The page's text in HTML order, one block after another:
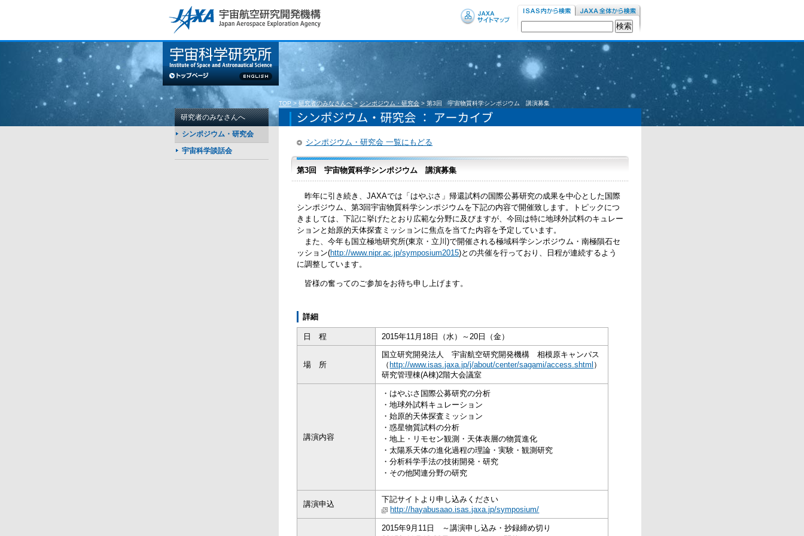
TOP > 研究者のみなさんへ > シンポジウム・研究会 > 第3回 宇宙物質科学シンポジウム 講演募集
シンポジウム・研究会 一覧にもどる
第3回 宇宙物質科学シンポジウム 講演募集
昨年に引き続き、JAXAでは「はやぶさ」帰還試料の国際公募研究の成果を中心とした国際
シンポジウム、第3回宇宙物質科学シンポジウムを下記の内容で開催致します。トピックにつ
きましては、下記に挙げたとおり広範な分野に及びますが、今回は特に地球外試料のキュレー
ションと始原的天体探査ミッションに焦点を当てた内容を予定しています。
また、今年も国立極地研究所(東京・立川)で開催される極域科学シンポジウム・南極隕石セ
ッション(http://www.nipr.ac.jp/symposium2015)との共催を行っており、日程が連続するよう
に調整しています。
皆様の奮ってのご参加をお待ち申し上げます。
詳細
日 程 2015年11月18日（水）～20日（金）
場 所
国立研究開発法人 宇宙航空研究開発機構 相模原キャンパス
（ http://www.isas.jaxa.jp/j/about/center/sagami/access.shtml ）
研究管理棟(A棟)2階大会議室
講演内容
・はやぶさ国際公募研究の分析
・地球外試料キュレーション
・始原的天体探査ミッション
・惑星物質試料の分析
・地上・リモセン観測・天体表層の物質進化
・太陽系天体の進化過程の理論・実験・観測研究
・分析科学手法の技術開発・研究
・その他関連分野の研究
講演申込
下記サイトより申し込みください
http://hayabusaao.isas.jaxa.jp/symposium/
2015年9月11日 ～講演申し込み・抄録締め切り
研究者のみなさんへ
シンポジウム・研究会
宇宙科学談話会